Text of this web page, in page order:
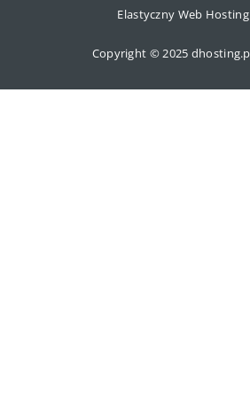
Elastyczny Web
Copyright © 2025